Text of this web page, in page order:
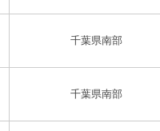
千葉県南部
千葉県南部